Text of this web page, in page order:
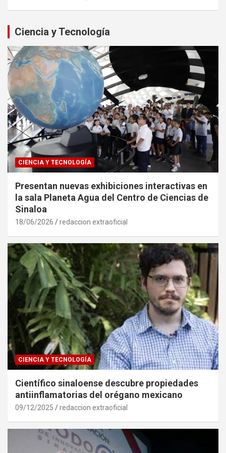
Ciencia y Tecnología
CIENCIA Y TECNOLOGÍA
Presentan nuevas exhibiciones interactivas en
la sala Planeta Agua del Centro de Ciencias de
Sinaloa
18/06/2026 redaccion extraoficial
CIENCIA Y TECNOLOGÍA
Científico sinaloense descubre propiedades
antiinflamatorias del orégano mexicano
09/12/2025 redaccion extraoficial